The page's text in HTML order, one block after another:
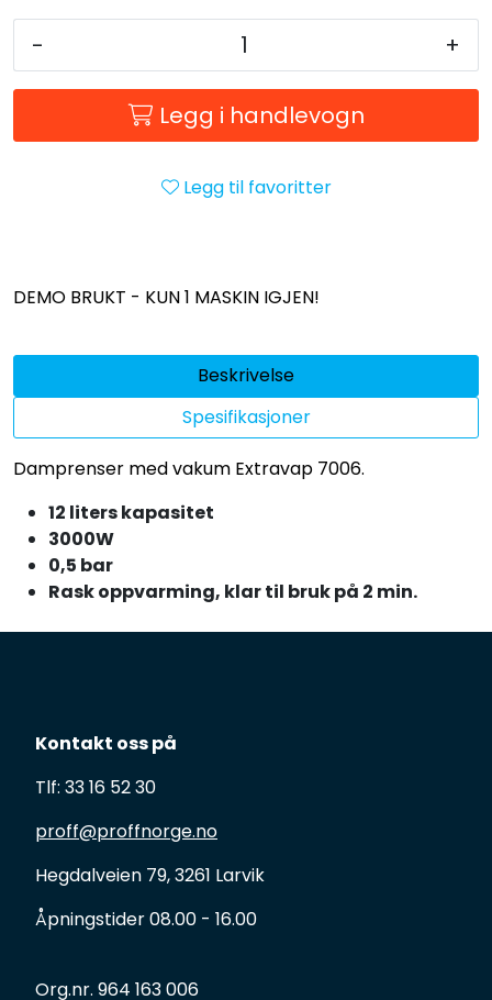
- +
Legg i handlevogn
Legg til favoritter
DEMO BRUKT - KUN 1 MASKIN IGJEN!
Beskrivelse
Spesifikasjoner
Damprenser med vakum Extravap 7006.
12 liters kapasitet
3000W
0,5 bar
Rask oppvarming, klar til bruk på 2 min.
Kontakt oss på
Tlf: 33 16 52 30
proff@proffnorge.no
Hegdalveien 79, 3261 Larvik
Åpningstider 08.00 - 16.00
Org.nr. 964 163 006